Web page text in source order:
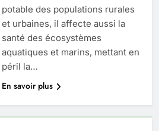
potable des populations rurales
et urbaines, il affecte aussi la
santé des écosystèmes
aquatiques et marins, mettant en
péril la…
En savoir plus